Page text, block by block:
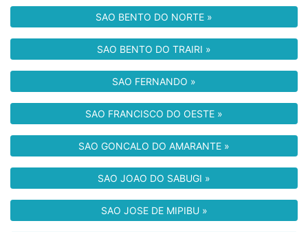
SAO BENTO DO NORTE »
SAO BENTO DO TRAIRI »
SAO FERNANDO »
SAO FRANCISCO DO OESTE »
SAO GONCALO DO AMARANTE »
SAO JOAO DO SABUGI »
SAO JOSE DE MIPIBU »